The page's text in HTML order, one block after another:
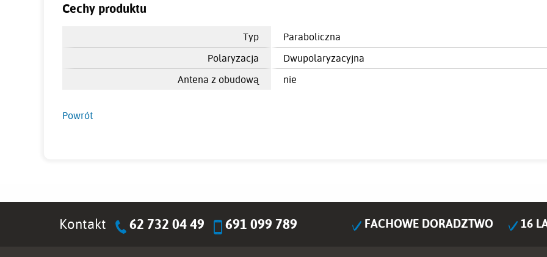
Cechy produktu
Typ
Paraboliczna
Polaryzacja
Dwupolaryzacyjna
Antena z obudową
nie
Powrót
Kontakt 62 732 04 49 691 099 789 FACHOWE DORADZTWO 16